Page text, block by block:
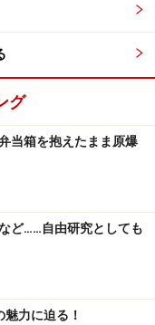
グ
当箱を抱えたまま原爆
ど……自由研究としても
力に迫る！